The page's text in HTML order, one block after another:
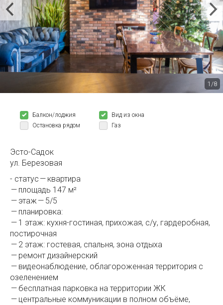
1/8
Балкон/лоджия
Вид из окна
Остановка рядом
Газ
Эсто-Садок
ул. Березовая
- статус — квартира
— площадь 147 м²
— этаж — 5/5
— планировка:
— 1 этаж: кухня-гостиная, прихожая, с/у, гардеробная,
постирочная
— 2 этаж: гостевая, спальня, зона отдыха
— ремонт дизайнерский
— видеонаблюдение, облагороженная территория с
озеленением
— бесплатная парковка на территории ЖК
— центральные коммуникации в полном объёме,